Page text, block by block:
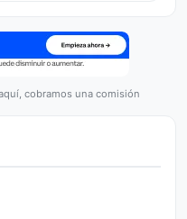
cobramos una comisión